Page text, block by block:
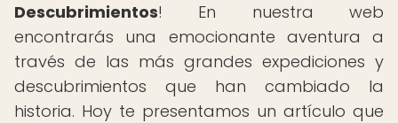
Descubrimientos! En nuestra web
encontrarás una emocionante aventura a
través de las más grandes expediciones y
descubrimientos que han cambiado la
historia. Hoy te presentamos un artículo que